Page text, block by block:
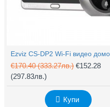
€170.40(333.27лв.) €152.28
(297.83лв.)
Купи